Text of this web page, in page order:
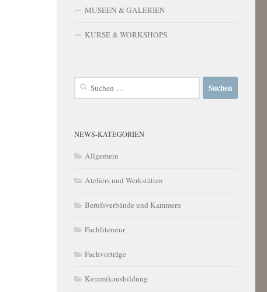
MUSEEN & GALERIEN
KURSE & WORKSHOPS
Suchen
NEWS-KATEGORIEN
Allgemein
Ateliers und Werkstätten
Berufsverbände und Kammern
Fachliteratur
Fachvorträge
Keramikausbildung